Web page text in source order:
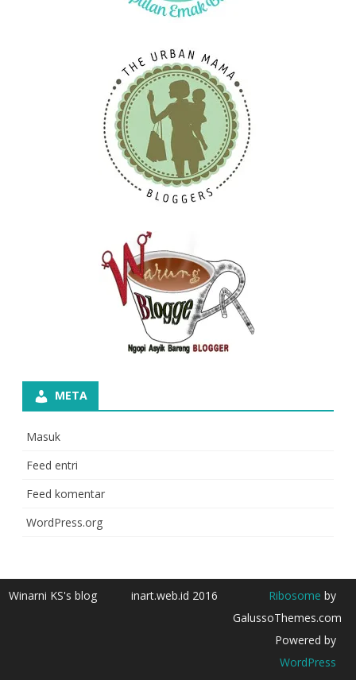
META
Masuk
Feed entri
Feed komentar
WordPress.org
Winarni KS's blog inart.web.id 2016 Ribosome by
GalussoThemes.com
Powered by
WordPress